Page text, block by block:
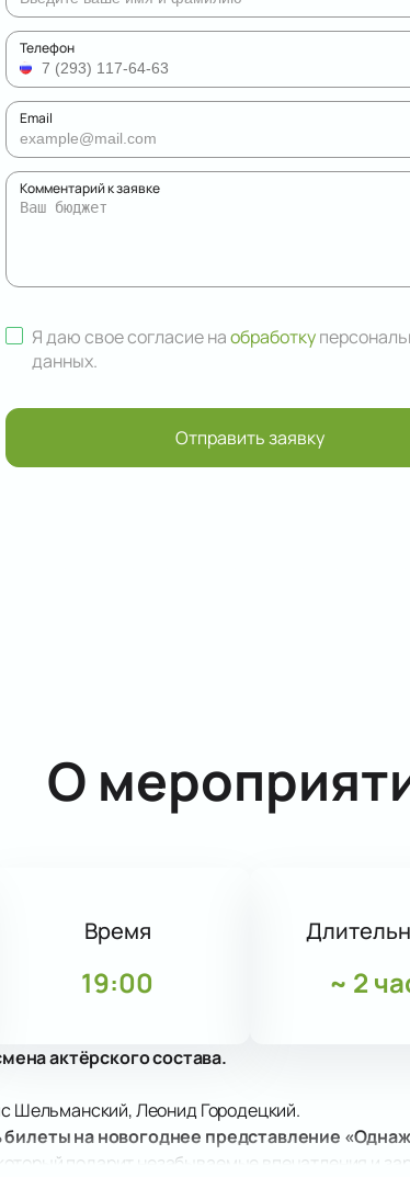
Телефон
Email
Комментарий к заявке
Я даю свое согласие наобработку
данных.
Отправить заявку
О
Время
19:00 ~ 2
актёрского состава.
Шельманский, Леонид Городецкий.
билеты на новогоднее представление
подарит незабываемые впечатления и